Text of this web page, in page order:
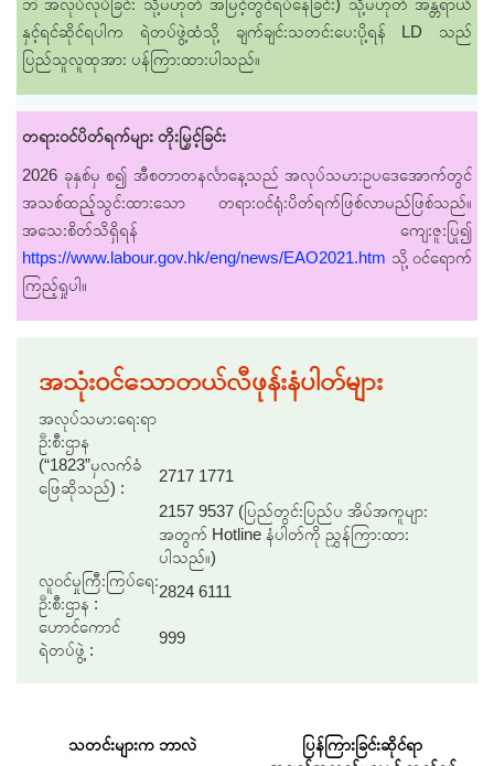
ဘဲ အလုပ်လုပ်ခြင်း သို့မဟုတ် အမြင့်တွင်ရပ်နေခြင်း) သို့မဟုတ် အန္တရာယ်
နှင့်ရင်ဆိုင်ရပါက ရဲတပ်ဖွဲ့ထံသို့ ချက်ချင်းသတင်းပေးပို့ရန် LD သည်
ပြည်သူလူထုအား ပန်ကြားထားပါသည်။
တရား၀င်ပိတ်ရက်များ တိုးမြှင့်ခြင်း
2026 ခုနှစ်မှ စ၍ အီစတာတနင်္လာနေ့သည် အလုပ်သမားဥပဒေအောက်တွင်
အသစ်ထည့်သွင်းထားသော တရားဝင်ရုံးပိတ်ရက်ဖြစ်လာမည်ဖြစ်သည်။
အသေးစိတ်သိရှိရန် ကျေးဇူးပြု၍
https://www.labour.gov.hk/eng/news/EAO2021.htm သို့ ဝင်ရောက်
ကြည့်ရှုပါ။
အသုံးဝင်သောတယ်လီဖုန်းနံပါတ်များ
အလုပ်သမားရေးရာ
ဦးစီးဌာန
(“1823”မှလက်ခံ
ဖြေဆိုသည်) :
2717 1771
2157 9537 (ပြည်တွင်းပြည်ပ အိမ်အကူများ
အတွက် Hotline နံပါတ်ကို ညွှန်ကြားထား
ပါသည်။)
လူဝင်မှုကြီးကြပ်ရေး
ဦးစီးဌာန :
2824 6111
ဟောင်ကောင်
ရဲတပ်ဖွဲ့ :
999
သတင်းများက ဘာလဲ
ပြန်ကြားခြင်းဆိုင်ရာ